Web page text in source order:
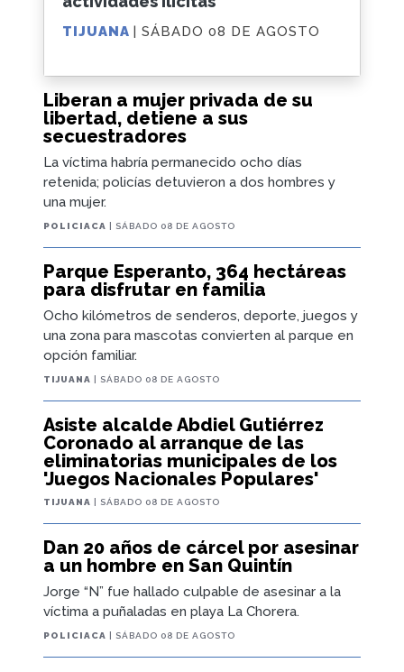
Liberan a mujer privada de su
libertad, detiene a sus
secuestradores
La víctima habría permanecido ocho días
retenida; policías detuvieron a dos hombres y
una mujer.
POLICIACA | SÁBADO 08 DE AGOSTO
Parque Esperanto, 364 hectáreas
para disfrutar en familia
Ocho kilómetros de senderos, deporte, juegos y
una zona para mascotas convierten al parque en
opción familiar.
TIJUANA | SÁBADO 08 DE AGOSTO
Asiste alcalde Abdiel Gutiérrez
Coronado al arranque de las
eliminatorias municipales de los
'Juegos Nacionales Populares'
TIJUANA | SÁBADO 08 DE AGOSTO
Dan 20 años de cárcel por asesinar
a un hombre en San Quintín
Jorge “N” fue hallado culpable de asesinar a la
víctima a puñaladas en playa La Chorera.
POLICIACA | SÁBADO 08 DE AGOSTO
TIJUANA | SÁBADO 08 DE AGOSTO